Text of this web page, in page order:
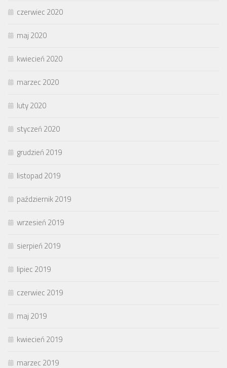
czerwiec 2020
maj 2020
kwiecień 2020
marzec 2020
luty 2020
styczeń 2020
grudzień 2019
listopad 2019
październik 2019
wrzesień 2019
sierpień 2019
lipiec 2019
czerwiec 2019
maj 2019
kwiecień 2019
marzec 2019